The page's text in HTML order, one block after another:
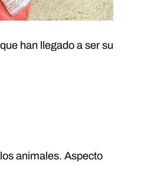
han llegado a ser su
animales. Aspecto